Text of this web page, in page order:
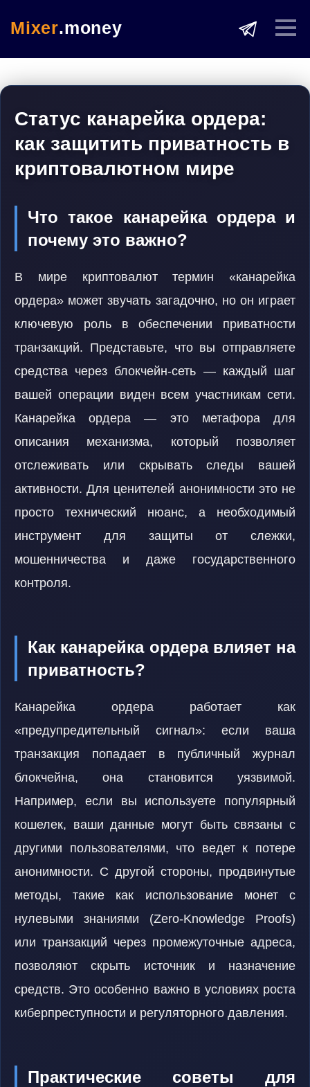
Mixer.money
Статус канарейка ордера:
как защитить приватность в
криптовалютном мире
Что такое канарейка ордера и
почему это важно?
В мире криптовалют термин «канарейка
ордера» может звучать загадочно, но он играет
ключевую роль в обеспечении приватности
транзакций. Представьте, что вы отправляете
средства через блокчейн-сеть — каждый шаг
вашей операции виден всем участникам сети.
Канарейка ордера — это метафора для
описания механизма, который позволяет
отслеживать или скрывать следы вашей
активности. Для ценителей анонимности это не
просто технический нюанс, а необходимый
инструмент для защиты от слежки,
мошенничества и даже государственного
контроля.
Как канарейка ордера влияет на
приватность?
Канарейка ордера работает как
«предупредительный сигнал»: если ваша
транзакция попадает в публичный журнал
блокчейна, она становится уязвимой.
Например, если вы используете популярный
кошелек, ваши данные могут быть связаны с
другими пользователями, что ведет к потере
анонимности. С другой стороны, продвинутые
методы, такие как использование монет с
нулевыми знаниями (Zero-Knowledge Proofs)
или транзакций через промежуточные адреса,
позволяют скрыть источник и назначение
средств. Это особенно важно в условиях роста
киберпреступности и регуляторного давления.
Практические советы для